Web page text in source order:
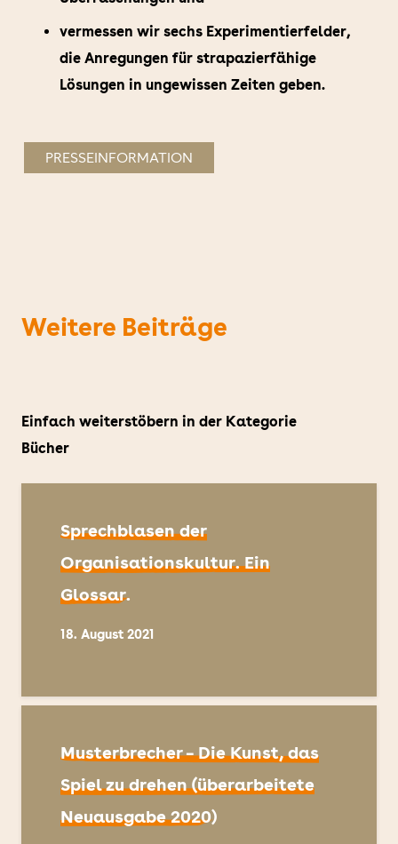
vermessen wir sechs Experimentierfelder,
die Anregungen für strapazierfähige
Lösungen in ungewissen Zeiten geben.
PRESSEINFORMATION
Weitere Beiträge
Einfach weiterstöbern in der Kategorie
Bücher
Sprechblasen der
Organisationskultur. Ein
Glossar.
18. August 2021
Musterbrecher – Die Kunst, das
Spiel zu drehen (überarbeitete
Neuausgabe 2020)